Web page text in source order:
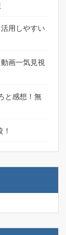
用しやすい
画一気見視
と感想！無